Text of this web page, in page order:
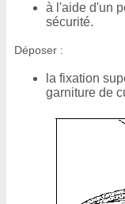
à l'aide d'un
sécurité.
Déposer :
la fixation
garniture de